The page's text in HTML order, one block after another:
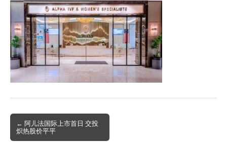
Post
navigation
← 阿儿法国际上市首日 交投
炽热股价平平